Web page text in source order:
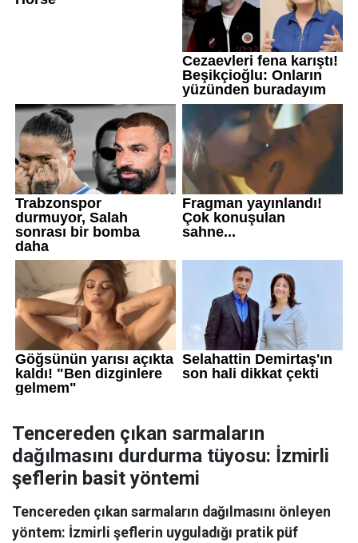
Tencereden çıkan sarmaların
dağılmasını durdurma tüyosu: İzmirli
şeflerin basit yöntemi
Tencereden çıkan sarmaların dağılmasını önleyen
yöntem: İzmirli şeflerin uyguladığı pratik püf